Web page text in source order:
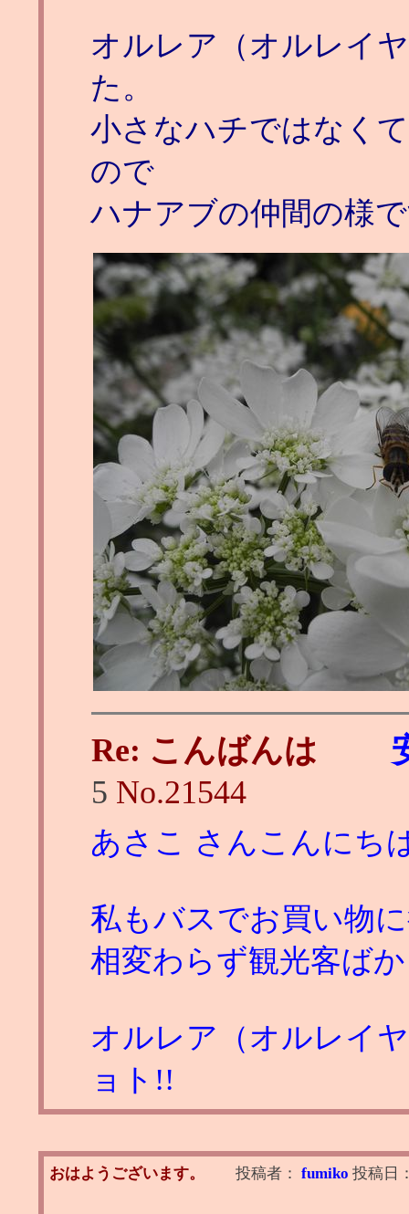
オルレア（オルレイ
た。
小さなハチではなく
ので
ハナアブの仲間の様
Re: こんばんは
5 No.21544
あさこ さんこんにち
私もバスでお買い物
相変わらず観光客ば
オルレア（オルレイ
ョト!!
おはようございます。 投稿者： fumiko 投稿日